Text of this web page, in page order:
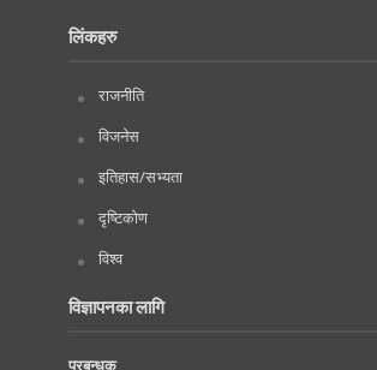
लिंकहरु
राजनीति
विजनेस
इतिहास/सभ्यता
दृष्टिकोण
विश्व
विज्ञापनका लागि
प्रबन्धक